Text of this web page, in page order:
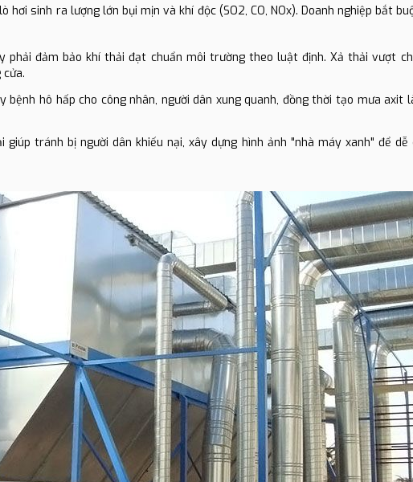
sinh ra lượng lớn bụi mịn và khí độc (SO2, CO, NOx). Doanh nghiệp bắt
phải đảm bảo khí thải đạt chuẩn môi trường theo luật định. Xả thải vượt
bệnh hô hấp cho công nhân, người dân xung quanh, đồng thời tạo mưa axit
giúp tránh bị người dân khiếu nại, xây dựng hình ảnh "nhà máy xanh" để dễ